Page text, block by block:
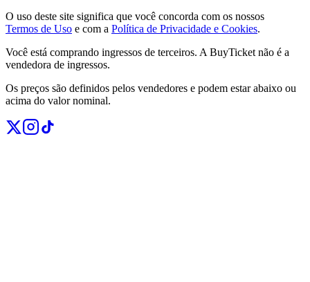
O uso deste site significa que você concorda com os nossos
Termos de Uso e com a Política de Privacidade e Cookies.
Você está comprando ingressos de terceiros. A BuyTicket não é a
vendedora de ingressos.
Os preços são definidos pelos vendedores e podem estar abaixo ou
acima do valor nominal.